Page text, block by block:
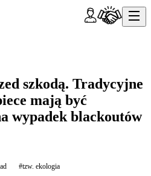
szkodą. Tradycyjne
mają być
wypadek blackoutów
#tzw. ekologia